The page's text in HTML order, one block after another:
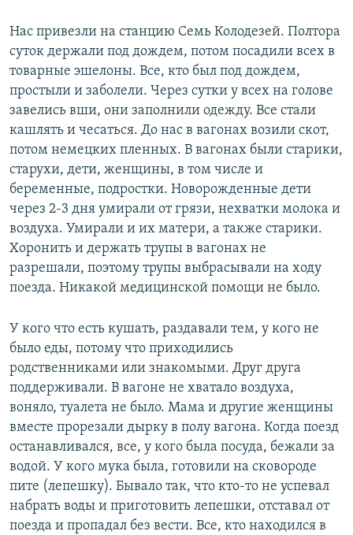
Нас привезли на станцию Семь Колодезей. Полтора
суток держали под дождем, потом посадили всех в
товарные эшелоны. Все, кто был под дождем,
простыли и заболели. Через сутки у всех на голове
завелись вши, они заполнили одежду. Все стали
кашлять и чесаться. До нас в вагонах возили скот,
потом немецких пленных. В вагонах были старики,
старухи, дети, женщины, в том числе и
беременные, подростки. Новорожденные дети
через 2-3 дня умирали от грязи, нехватки молока и
воздуха. Умирали и их матери, а также старики.
Хоронить и держать трупы в вагонах не
разрешали, поэтому трупы выбрасывали на ходу
поезда. Никакой медицинской помощи не было.
У кого что есть кушать, раздавали тем, у кого не
было еды, потому что приходились
родственниками или знакомыми. Друг друга
поддерживали. В вагоне не хватало воздуха,
воняло, туалета не было. Мама и другие женщины
вместе прорезали дырку в полу вагона. Когда поезд
останавливался, все, у кого была посуда, бежали за
водой. У кого мука была, готовили на сковороде
пите (лепешку). Бывало так, что кто-то не успевал
набрать воды и приготовить лепешки, отставал от
поезда и пропадал без вести. Все, кто находился в